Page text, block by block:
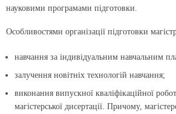
науковими програмами підготовки.
Особливостями організації підготовки
навчання за індивідуальним навчальним
залучення новітніх технологій навчання;
виконання випускної кваліфікаційної
магістерської дисертації. Причому,